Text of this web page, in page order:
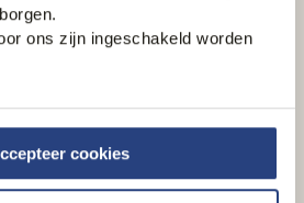
ons zijn ingeschakeld worden
cookies